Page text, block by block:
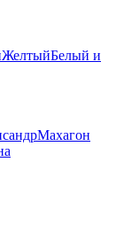
ЖелтыйБелый и
Махагон